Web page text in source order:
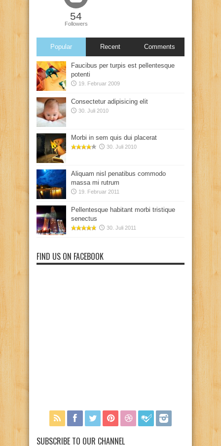
54
Followers
Popular Recent Comments
Faucibus per turpis est pellentesque
potenti
19. Februar 2009
Consectetur adipisicing elit
30. Juli 2010
Morbi in sem quis dui placerat
30. Juli 2010
Aliquam nisl penatibus commodo
massa mi rutrum
19. Februar 2011
Pellentesque habitant morbi tristique
senectus
30. Juli 2011
FIND US ON FACEBOOK
SUBSCRIBE TO OUR CHANNEL